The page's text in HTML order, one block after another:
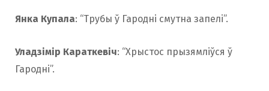
Янка Купала: “Трубы ў Гародні смутна запелі”.
Уладзімір Караткевіч: “Хрыстос прызямліўся ў
Гародні”.